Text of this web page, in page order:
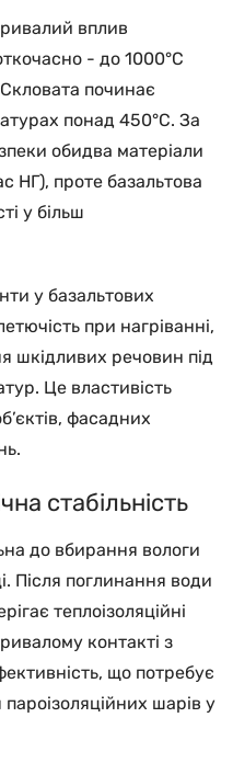
вплив
- до 1000°C
починає
понад 450°C. За
обидва матеріали
НГ), проте базальтова
у більш
у базальтових
при нагріванні,
шкідливих речовин під
Це властивість
фасадних
стабільність
до вбирання вологи
Після поглинання води
теплоізоляційні
контакті з
що потребує
шарів у